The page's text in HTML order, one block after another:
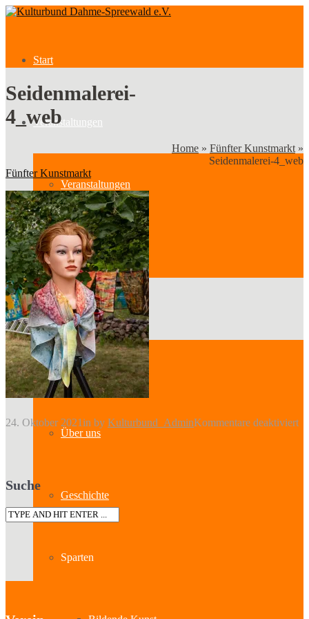
Start
Veranstaltungen
Veranstaltungen
Kategorien
Verein
Kontakt
Über uns
Geschichte
Sparten
Seidenmalerei-
4_web
Home » Fünfter Kunstmarkt »
Seidenmalerei-4_web
Fünfter Kunstmarkt
24. Oktober 2021in by Kulturbund_AdminKommentare deaktiviert
Suche